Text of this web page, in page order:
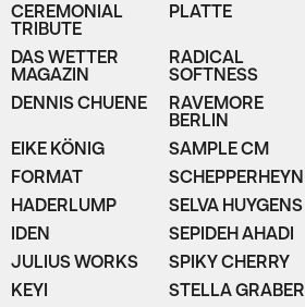
CEREMONIAL
TRIBUTE
DAS WETTER
MAGAZIN
DENNIS CHUENE
EIKE KÖNIG
FORMAT
HADERLUMP
IDEN
JULIUS WORKS
KEYI
PLATTE
RADICAL
SOFTNESS
RAVEMORE
BERLIN
SAMPLE CM
SCHEPPERHEYN
SELVA HUYGENS
SEPIDEH AHADI
SPIKY CHERRY
STELLA GRABER